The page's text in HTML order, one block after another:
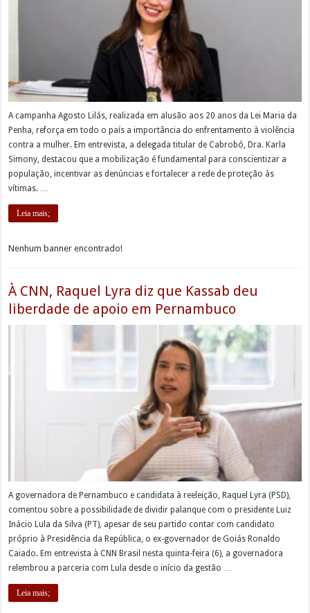
A campanha Agosto Lilás, realizada em alusão aos 20 anos da Lei Maria da
Penha, reforça em todo o país a importância do enfrentamento à violência
contra a mulher. Em entrevista, a delegada titular de Cabrobó, Dra. Karla
Simony, destacou que a mobilização é fundamental para conscientizar a
população, incentivar as denúncias e fortalecer a rede de proteção às
vítimas. …
Leia mais;
Nenhum banner encontrado!
À CNN, Raquel Lyra diz que Kassab deu
liberdade de apoio em Pernambuco
A governadora de Pernambuco e candidata à reeleição, Raquel Lyra (PSD),
comentou sobre a possibilidade de dividir palanque com o presidente Luiz
Inácio Lula da Silva (PT), apesar de seu partido contar com candidato
próprio à Presidência da República, o ex-governador de Goiás Ronaldo
Caiado. Em entrevista à CNN Brasil nesta quinta-feira (6), a governadora
relembrou a parceria com Lula desde o início da gestão …
Leia mais;